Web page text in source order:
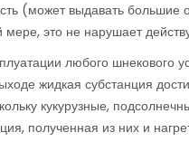
(может выдавать большие
это не нарушает
любого шнекового
жидкая субстанция
кукурузные,
полученная из них и